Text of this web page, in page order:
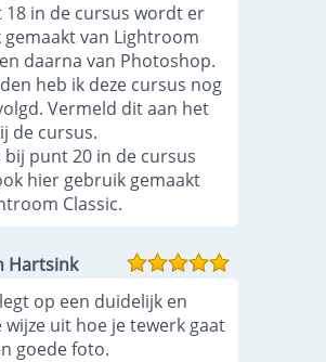
18 in de cursus wordt er
gemaakt van Lightroom
daarna van Photoshop.
heb ik deze cursus nog
Vermeld dit aan het
de cursus.
bij punt 20 in de cursus
hier gebruik gemaakt
Classic.
Hartsink
op een duidelijk en
wijze uit hoe je tewerk gaat
goede foto.